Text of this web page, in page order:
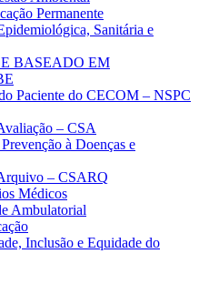
Permanente
Sanitária e
BASEADO EM
Paciente do CECOM – NSPC
– CSA
à Doenças e
– CSARQ
Médicos
Ambulatorial
Inclusão e Equidade do